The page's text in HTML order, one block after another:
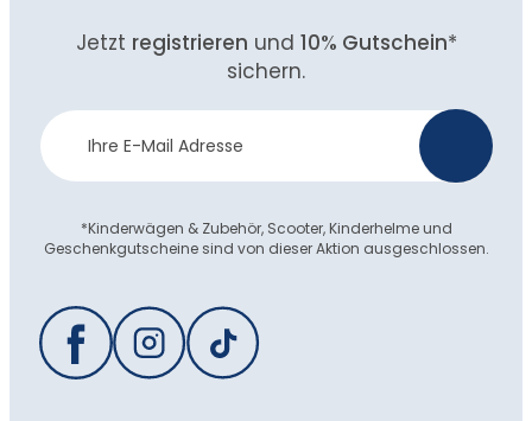
Jetzt registrieren und 10% Gutschein*
sichern.
Newsletter
Anmeldung
*Kinderwägen & Zubehör, Scooter, Kinderhelme und
Geschenkgutscheine sind von dieser Aktion ausgeschlossen.